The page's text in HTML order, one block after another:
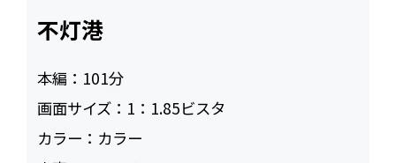
不灯港
本編： 101
画面サイズ： 1：1.85ビスタ
カラー： カラー